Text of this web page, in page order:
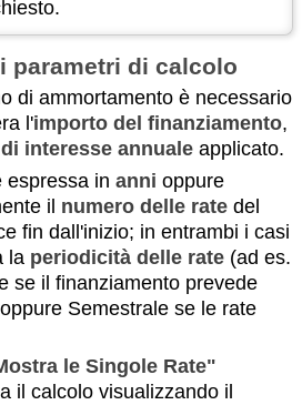
parametri di calcolo
di ammortamento è necessario
l'importo del finanziamento,
interesse annuale applicato.
espressa in anni oppure
il numero delle rate del
fin dall'inizio; in entrambi i casi
la periodicità delle rate (ad es.
se il finanziamento prevede
Semestrale se le rate
le Singole Rate"
il calcolo visualizzando il